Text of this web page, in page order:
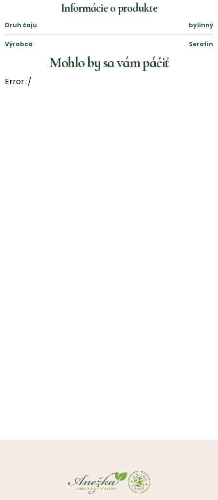
Informácie o produkte
Druh čaju bylinný
Výrobca Serafin
Mohlo by sa vám páčiť
Error :/